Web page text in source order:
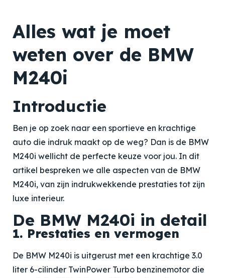
Alles wat je moet
weten over de BMW
M240i
Introductie
Ben je op zoek naar een sportieve en krachtige
auto die indruk maakt op de weg? Dan is de BMW
M240i wellicht de perfecte keuze voor jou. In dit
artikel bespreken we alle aspecten van de BMW
M240i, van zijn indrukwekkende prestaties tot zijn
luxe interieur.
De BMW M240i in detail
1. Prestaties en vermogen
De BMW M240i is uitgerust met een krachtige 3.0
liter 6-cilinder TwinPower Turbo benzinemotor die